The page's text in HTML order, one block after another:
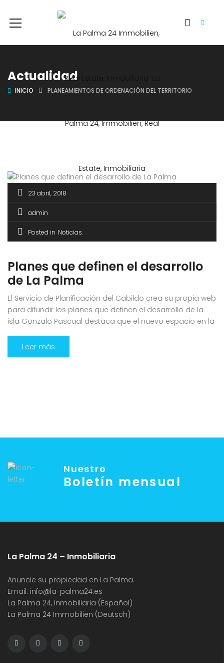
Actualidad
INICIO PLANEAMIENTOS DE ORDENACIÓN DEL TERRITORIO
23 abril, 2018
admin
Posted in Noticias
Planes que definen el desarrollo
de La Palma
El Servicio de Planificación del Cabildo crea su propia web
para difundir los planes que definen el desarrollo de la
isla Gonzalo Pascual destaca que el nuevo espacio en la
documentación actualizada El Servicio de Planificación
del Cabildo Insular de La Palma, que dirige […]
Leer más
Nuestro
Boletín mensual
La Palma 24 – Inmobiliaria
Anuncie su propiedad en La Palma.
Email: info@la-palma24.es
La Palma 24, Inmobiliaria (Español)
La Palma 24 Immobilien (Deutsch)